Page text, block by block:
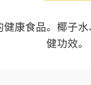
康食品。椰子
健功效。